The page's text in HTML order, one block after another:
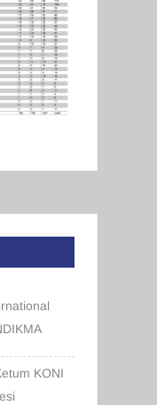
KONI